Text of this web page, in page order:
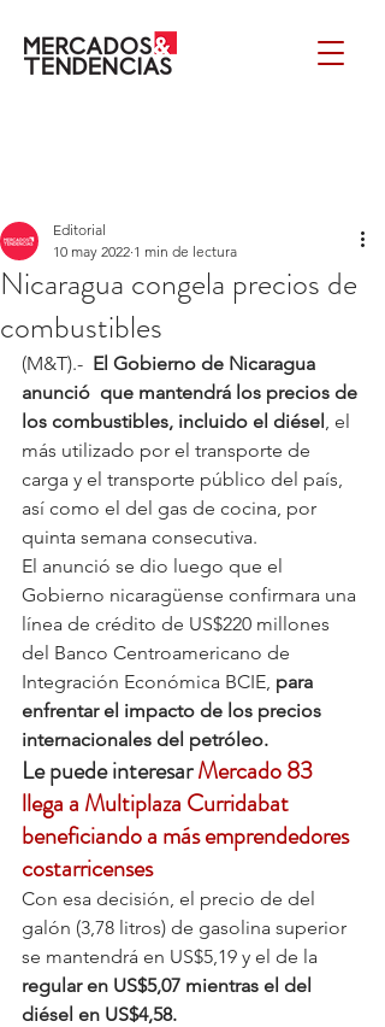
Nicaragua congela precios de
combustibles
Editorial
10 may 2022 1 min de lectura
(M&T).- El Gobierno de Nicaragua
anunció  que mantendrá los precios de
los combustibles, incluido el diésel, el
más utilizado por el transporte de
carga y el transporte público del país,
así como el del gas de cocina, por
quinta semana consecutiva.
El anunció se dio luego que el
Gobierno nicaragüense confirmara una
línea de crédito de US$220 millones
del Banco Centroamericano de
Integración Económica BCIE, para
enfrentar el impacto de los precios
internacionales del petróleo.
Le puede interesar Mercado 83
llega a Multiplaza Curridabat
beneficiando a más emprendedores
costarricenses
Con esa decisión, el precio de del
galón (3,78 litros) de gasolina superior
se mantendrá en US$5,19 y el de la
regular en US$5,07 mientras el del
diésel en US$4,58.